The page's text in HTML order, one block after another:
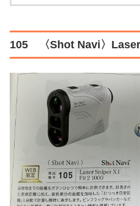
105 〈Shot Navi〉